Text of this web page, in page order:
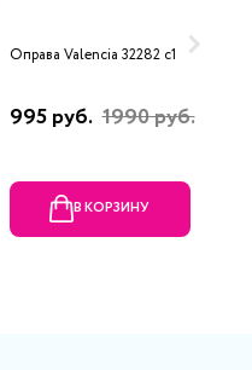
Оправа Valencia 32282 c1
995 руб. 1990 руб.
В КОРЗИНУ